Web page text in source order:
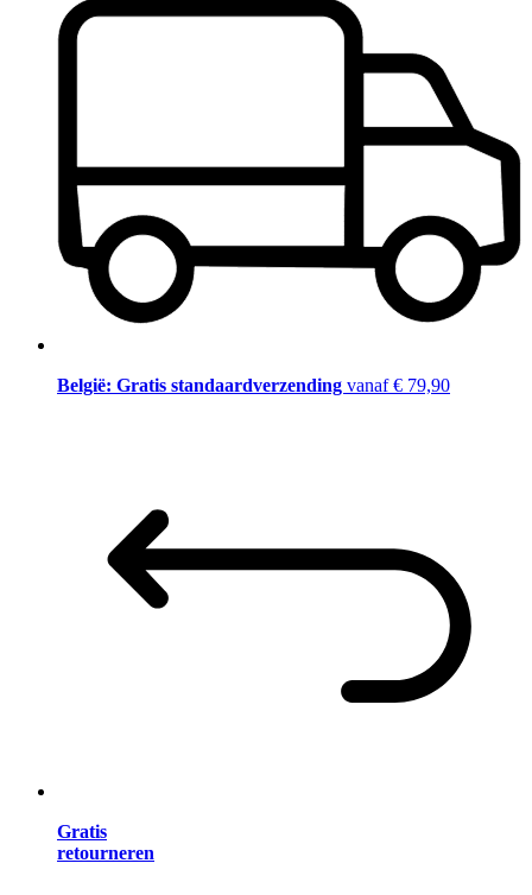
België: Gratis standaardverzending vanaf € 79,90
Gratis
retourneren